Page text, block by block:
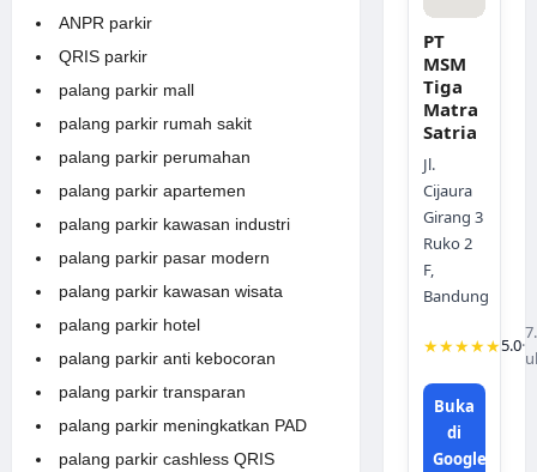
ANPR parkir
QRIS parkir
palang parkir mall
palang parkir rumah sakit
palang parkir perumahan
palang parkir apartemen
palang parkir kawasan industri
palang parkir pasar modern
palang parkir kawasan wisata
palang parkir hotel
palang parkir anti kebocoran
palang parkir transparan
palang parkir meningkatkan PAD
palang parkir cashless QRIS
PT
MSM
Tiga
Matra
Satria
Jl.
Cijaura
Girang 3
Ruko 2
F,
Bandung
★★★★★5.0·
Buka
di
Google